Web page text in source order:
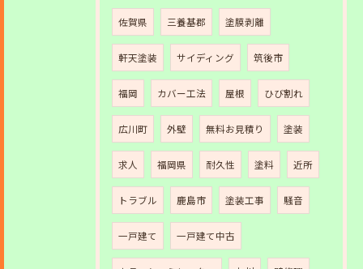
佐賀県 三養基郡 塗膜剥離
軒天塗装 サイディング 筑後市
福岡 カバー工法 屋根 ひび割れ
広川町 外壁 無料お見積り 塗装
求人 福岡県 耐久性 塗料 近所
トラブル 鹿島市 塗装工事 騒音
一戸建て 一戸建て中古